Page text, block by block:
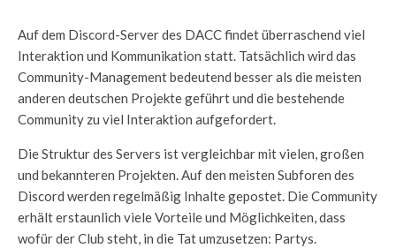
Auf dem Discord-Server des DACC findet überraschend viel
Interaktion und Kommunikation statt. Tatsächlich wird das
Community-Management bedeutend besser als die meisten
anderen deutschen Projekte geführt und die bestehende
Community zu viel Interaktion aufgefordert.
Die Struktur des Servers ist vergleichbar mit vielen, großen
und bekannteren Projekten. Auf den meisten Subforen des
Discord werden regelmäßig Inhalte gepostet. Die Community
erhält erstaunlich viele Vorteile und Möglichkeiten, dass
wofür der Club steht, in die Tat umzusetzen: Partys.